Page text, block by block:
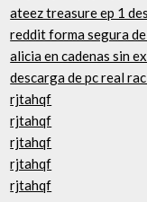
ateez treasure ep 1
reddit forma segura
alicia en cadenas sin
descarga de pc real
rjtahqf
rjtahqf
rjtahqf
rjtahqf
rjtahqf